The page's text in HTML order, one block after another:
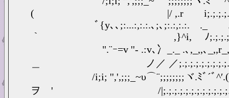
( |/ ,.r
ﾞ{y､､;:...:,:.:.､;､;:.:,:.:. ._ .
｀ ,}^i, ﾉ
".¨ｰ=v ''‐ .:v､冫_._ .､,_,,､
＿ ノ／ ／
/i;i; '',',;;;_~υ⌒¨;;;;;;;;ヾ.ﾐﾞ´ﾞ^′.("
ヲ ' /